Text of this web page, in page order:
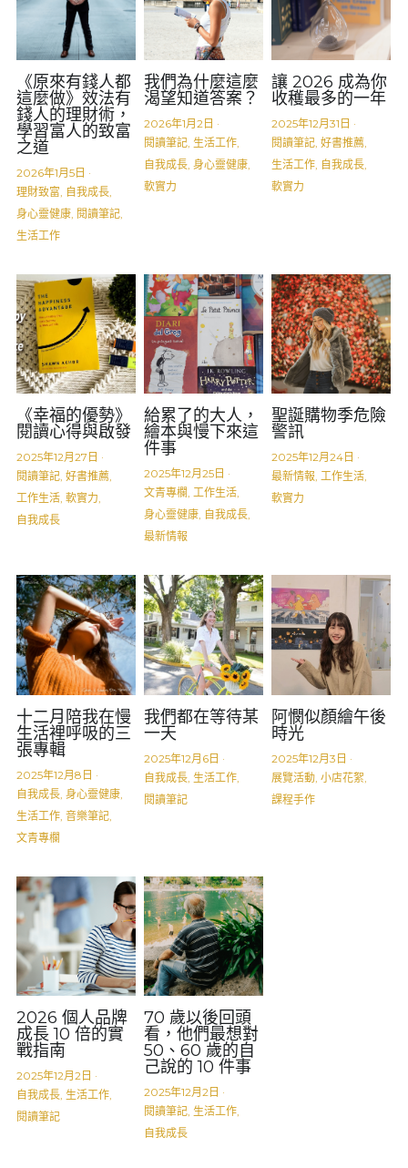
《原來有錢人都
這麼做》效法有
錢人的理財術，
學習富人的致富
之道
2026年1月5日 ·
理財致富, 自我成長,
身心靈健康, 閱讀筆記,
生活工作
我們為什麼這麼
渴望知道答案？
2026年1月2日 ·
閱讀筆記, 生活工作,
自我成長, 身心靈健康,
軟實力
讓 2026 成為你
收穫最多的一年
2025年12月31日 ·
閱讀筆記, 好書推薦,
生活工作, 自我成長,
軟實力
《幸福的優勢》
閱讀心得與啟發
2025年12月27日 ·
閱讀筆記, 好書推薦,
工作生活, 軟實力,
自我成長
給累了的大人，
繪本與慢下來這
件事
2025年12月25日 ·
文青專欄, 工作生活,
身心靈健康, 自我成長,
最新情報
聖誕購物季危險
警訊
2025年12月24日 ·
最新情報, 工作生活,
軟實力
十二月陪我在慢
生活裡呼吸的三
張專輯
2025年12月8日 ·
自我成長, 身心靈健康,
生活工作, 音樂筆記,
文青專欄
我們都在等待某
一天
2025年12月6日 ·
自我成長, 生活工作,
閱讀筆記
阿憫似顏繪午後
時光
2025年12月3日 ·
展覽活動, 小店花絮,
課程手作
2026 個人品牌
成長 10 倍的實
戰指南
2025年12月2日 ·
自我成長, 生活工作,
閱讀筆記
70 歲以後回頭
看，他們最想對
50、60 歲的自
己說的 10 件事
2025年12月2日 ·
閱讀筆記, 生活工作,
自我成長